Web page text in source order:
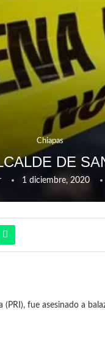
Chiapas
DE
1 diciembre, 2020
(PRI), fue asesinado a